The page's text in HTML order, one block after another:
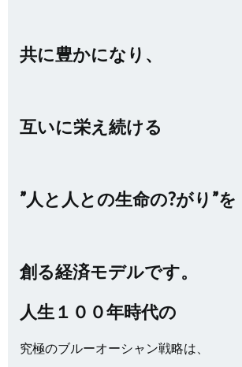
共に豊かになり、
互いに栄え続ける
”人と人との生命の?がり”を
創る経済モデルです。
人生１００年時代の
究極のブルーオーシャン戦略は、